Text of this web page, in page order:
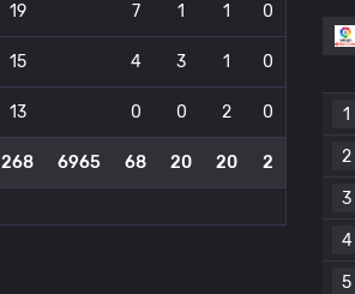
19 7 1 1 0
15 4 3 1 0
13 0 0 2 0
268 6965 68 20 20 2
1
2
3
4
5